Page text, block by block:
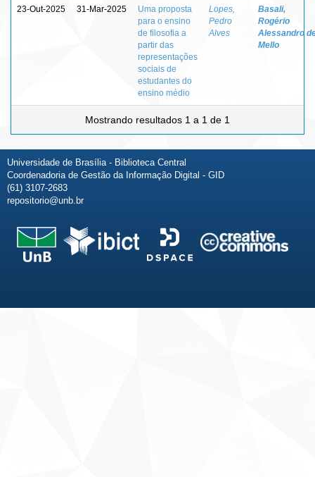
23-Out-2025 31-Mar-2025
Uma proposta
para o ensino
de filosofia a
partir das
representações
sociais de
estudantes do
ensino médio
Lopes,
Pedro
Alves
Basali,
Rogério
Alessandro
Mello
Mostrando resultados 1 a 1 de 1
Universidade de Brasília - Biblioteca Central
Coordenadoria de Gestão da Informação Digital - GID
(61) 3107-2683
repositorio@unb.br